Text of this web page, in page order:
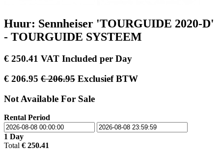
Huur: Sennheiser 'TOURGUIDE 2020-D'
- TOURGUIDE SYSTEEM
€ 250.41 VAT Included per Day
€ 206.95 €206.95 Exclusief BTW
Not Available For Sale
Rental Period
1 Day
Total € 250.41